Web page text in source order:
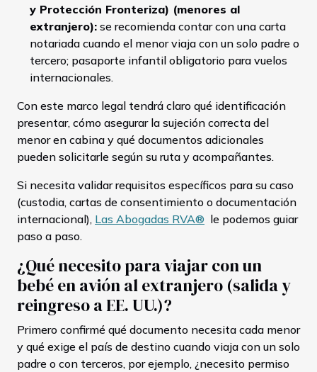
y Protección Fronteriza) (menores al
extranjero): se recomienda contar con una carta
notariada cuando el menor viaja con un solo padre o
tercero; pasaporte infantil obligatorio para vuelos
internacionales.
Con este marco legal tendrá claro qué identificación
presentar, cómo asegurar la sujeción correcta del
menor en cabina y qué documentos adicionales
pueden solicitarle según su ruta y acompañantes.
Si necesita validar requisitos específicos para su caso
(custodia, cartas de consentimiento o documentación
internacional), Las Abogadas RVA® le podemos guiar
paso a paso.
¿Qué necesito para viajar con un
bebé en avión al extranjero (salida y
reingreso a EE. UU.)?
Primero confirmé qué documento necesita cada menor
y qué exige el país de destino cuando viaja con un solo
padre o con terceros, por ejemplo, ¿necesito permiso